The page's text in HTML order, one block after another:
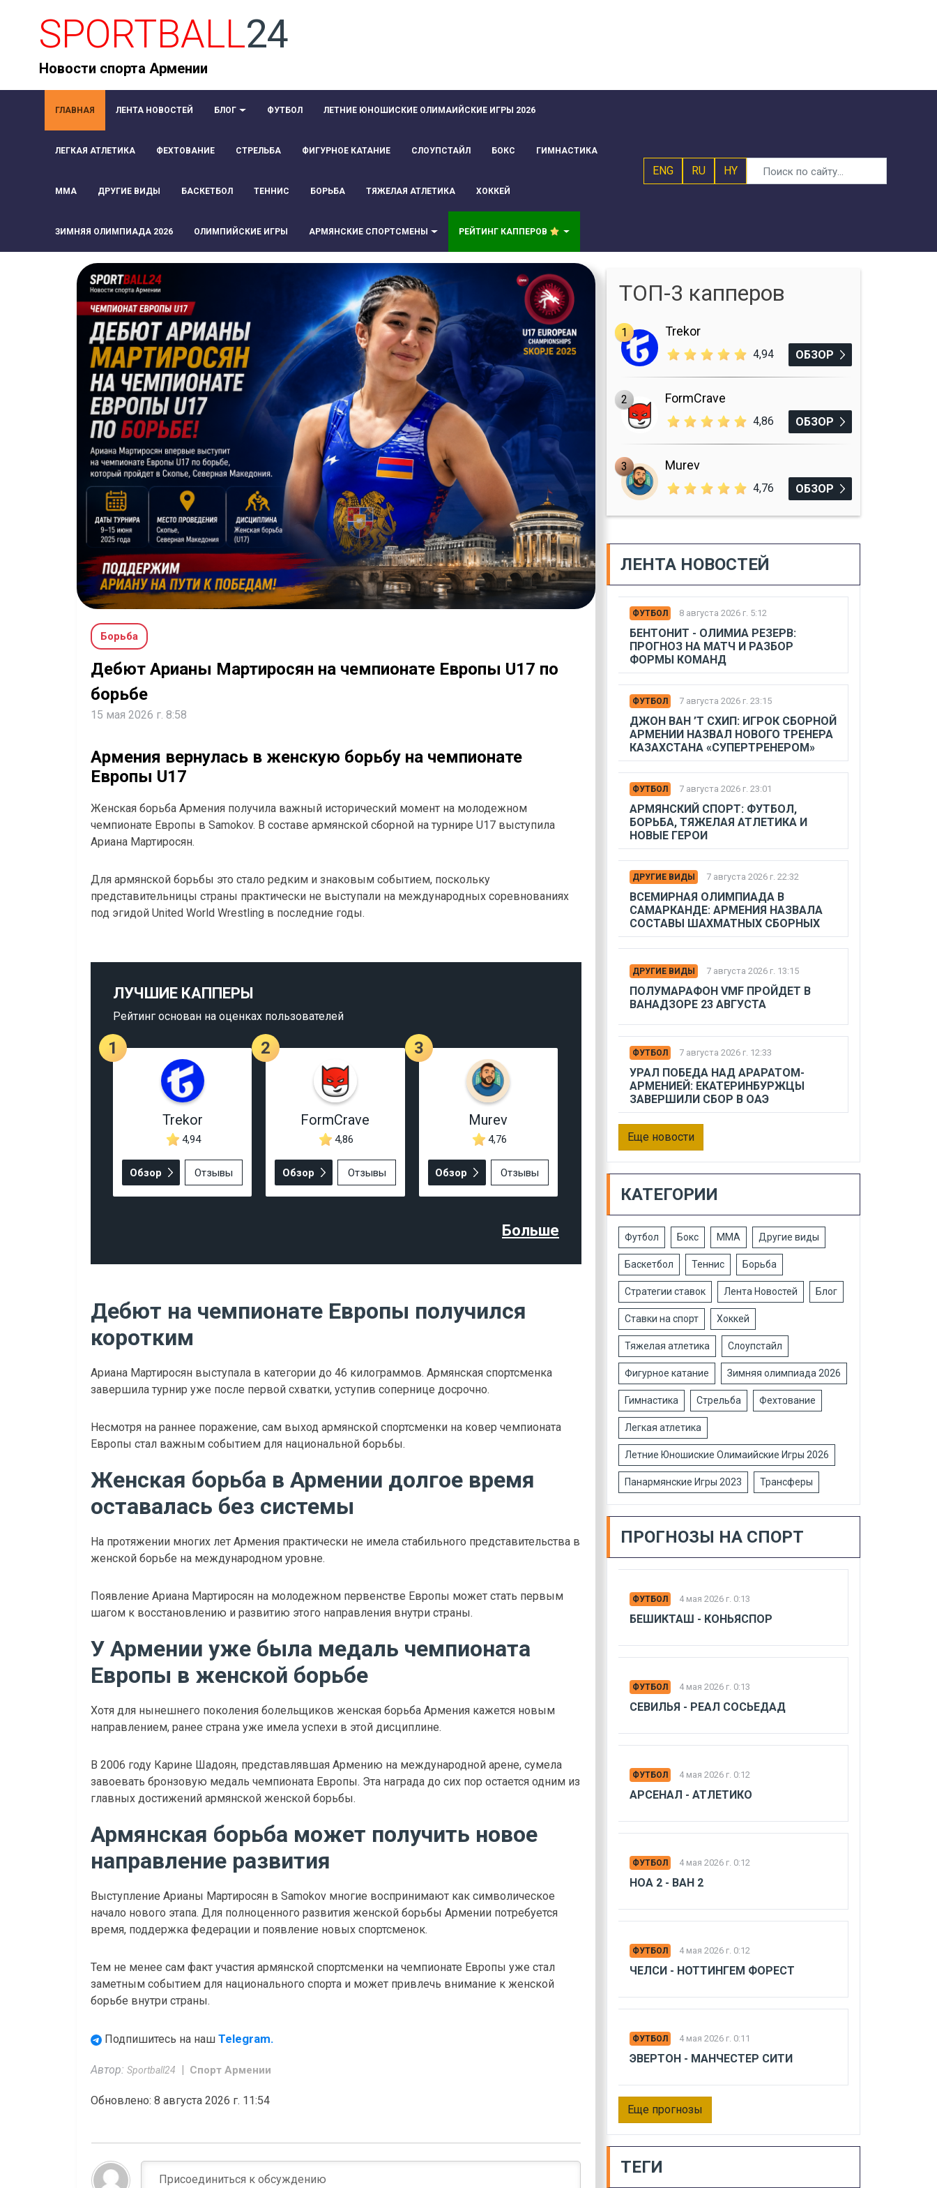
SPORTBALL24
Новости спорта Армении
ГЛАВНАЯ ЛЕНТА НОВОСТЕЙ БЛОГ ФУТБОЛ ЛЕТНИЕ ЮНОШИСКИЕ ОЛИМАИЙСКИЕ ИГРЫ 2026
ЛЕГКАЯ АТЛЕТИКА ФЕХТОВАНИЕ СТРЕЛЬБА ФИГУРНОЕ КАТАНИЕ СЛОУПСТАЙЛ БОКС ГИМНАСТИКА
ММА ДРУГИЕ ВИДЫ БАСКЕТБОЛ ТЕННИС БОРЬБА ТЯЖЕЛАЯ АТЛЕТИКА ХОККЕЙ
ЗИМНЯЯ ОЛИМПИАДА 2026 ОЛИМПИЙСКИЕ ИГРЫ АРМЯНСКИЕ СПОРТСМЕНЫ РЕЙТИНГ КАППЕРОВ
ENG RU HY
Борьба
Дебют Арианы Мартиросян на чемпионате Европы U17 по
борьбе
15 мая 2026 г. 8:58
Армения вернулась в женскую борьбу на чемпионате
Европы U17
Женская борьба Армения получила важный исторический момент на молодежном
чемпионате Европы в Samokov. В составе армянской сборной на турнире U17 выступила
Ариана Мартиросян.
Для армянской борьбы это стало редким и знаковым событием, поскольку
представительницы страны практически не выступали на международных соревнованиях
под эгидой United World Wrestling в последние годы.
ЛУЧШИЕ КАППЕРЫ
Рейтинг основан на оценках пользователей
1
Trekor
4,94
Обзор Отзывы
2
FormCrave
4,86
Обзор Отзывы
3
Murev
4,76
Обзор Отзывы
Больше
Дебют на чемпионате Европы получился
коротким
Ариана Мартиросян выступала в категории до 46 килограммов. Армянская спортсменка
завершила турнир уже после первой схватки, уступив сопернице досрочно.
Несмотря на раннее поражение, сам выход армянской спортсменки на ковер чемпионата
Европы стал важным событием для национальной борьбы.
Женская борьба в Армении долгое время
оставалась без системы
На протяжении многих лет Армения практически не имела стабильного представительства в
женской борьбе на международном уровне.
Появление Ариана Мартиросян на молодежном первенстве Европы может стать первым
шагом к восстановлению и развитию этого направления внутри страны.
У Армении уже была медаль чемпионата
Европы в женской борьбе
Хотя для нынешнего поколения болельщиков женская борьба Армения кажется новым
направлением, ранее страна уже имела успехи в этой дисциплине.
В 2006 году Карине Шадоян, представлявшая Армению на международной арене, сумела
завоевать бронзовую медаль чемпионата Европы. Эта награда до сих пор остается одним из
главных достижений армянской женской борьбы.
Армянская борьба может получить новое
направление развития
Выступление Арианы Мартиросян в Samokov многие воспринимают как символическое
начало нового этапа. Для полноценного развития женской борьбы Армении потребуется
время, поддержка федерации и появление новых спортсменок.
Тем не менее сам факт участия армянской спортсменки на чемпионате Европы уже стал
заметным событием для национального спорта и может привлечь внимание к женской
борьбе внутри страны.
Подпишитесь на наш Telegram.
Автор: Sportball24 Спорт Армении
Обновлено: 8 августа 2026 г. 11:54
ТОП-3 капперов
1 Trekor
4,94 ОБЗОР
2 FormCrave
4,86 ОБЗОР
3 Murev
4,76 ОБЗОР
ЛЕНТА НОВОСТЕЙ
ФУТБОЛ 8 августа 2026 г. 5:12
БЕНТОНИТ - ОЛИМИА РЕЗЕРВ:
ПРОГНОЗ НА МАТЧ И РАЗБОР
ФОРМЫ КОМАНД
ФУТБОЛ 7 августа 2026 г. 23:15
ДЖОН ВАН ’Т СХИП: ИГРОК СБОРНОЙ
АРМЕНИИ НАЗВАЛ НОВОГО ТРЕНЕРА
КАЗАХСТАНА «СУПЕРТРЕНЕРОМ»
ФУТБОЛ 7 августа 2026 г. 23:01
АРМЯНСКИЙ СПОРТ: ФУТБОЛ,
БОРЬБА, ТЯЖЕЛАЯ АТЛЕТИКА И
НОВЫЕ ГЕРОИ
ДРУГИЕ ВИДЫ 7 августа 2026 г. 22:32
ВСЕМИРНАЯ ОЛИМПИАДА В
САМАРКАНДЕ: АРМЕНИЯ НАЗВАЛА
СОСТАВЫ ШАХМАТНЫХ СБОРНЫХ
ДРУГИЕ ВИДЫ 7 августа 2026 г. 13:15
ПОЛУМАРАФОН VMF ПРОЙДЕТ В
ВАНАДЗОРЕ 23 АВГУСТА
ФУТБОЛ 7 августа 2026 г. 12:33
УРАЛ ПОБЕДА НАД АРАРАТОМ-
АРМЕНИЕЙ: ЕКАТЕРИНБУРЖЦЫ
ЗАВЕРШИЛИ СБОР В ОАЭ
Еще новости
КАТЕГОРИИ
Футбол Бокс ММА Другие виды
Баскетбол Теннис Борьба
Стратегии ставок Лента Новостей Блог
Ставки на спорт Хоккей
Тяжелая атлетика Слоупстайл
Фигурное катание Зимняя олимпиада 2026
Гимнастика Стрельба Фехтование
Легкая атлетика
Летние Юношиские Олимаийские Игры 2026
Панармянские Игры 2023 Трансферы
ПРОГНОЗЫ НА СПОРТ
ФУТБОЛ 4 мая 2026 г. 0:13
БЕШИКТАШ - КОНЬЯСПОР
ФУТБОЛ 4 мая 2026 г. 0:13
СЕВИЛЬЯ - РЕАЛ СОСЬЕДАД
ФУТБОЛ 4 мая 2026 г. 0:12
АРСЕНАЛ - АТЛЕТИКО
ФУТБОЛ 4 мая 2026 г. 0:12
НОА 2 - ВАН 2
ФУТБОЛ 4 мая 2026 г. 0:12
ЧЕЛСИ - НОТТИНГЕМ ФОРЕСТ
ФУТБОЛ 4 мая 2026 г. 0:11
ЭВЕРТОН - МАНЧЕСТЕР СИТИ
Еще прогнозы
ТЕГИ